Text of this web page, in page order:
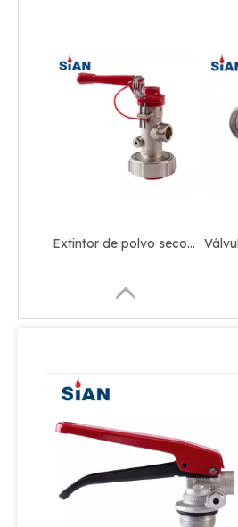
Válvula de extintor de incendios con aprobación CE Válvula de aleación de cobre para extintor de incendios de polvo seco
Válvula de aleación de latón de válvula segura contra incendios para extintor de incendios de polvo seco